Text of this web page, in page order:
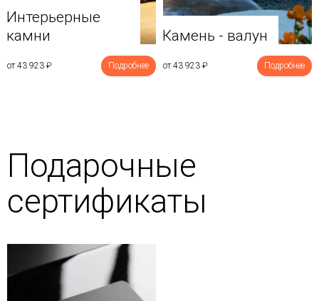
Интерьерные
камни
от 43 923 ₽ Подробнее
Камень - валун
от 43 923 ₽ Подробнее
Подарочные
сертификаты